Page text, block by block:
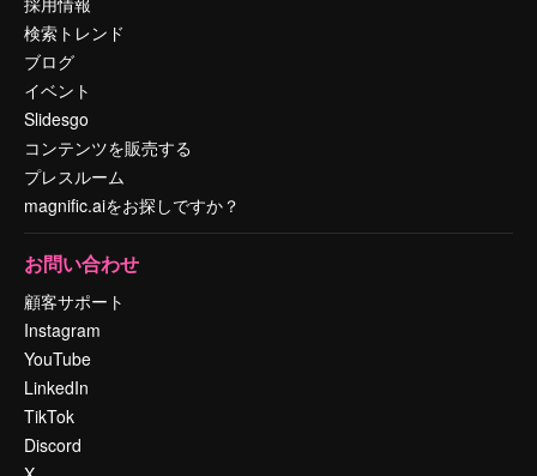
検索トレンド
ブログ
イベント
Slidesgo
コンテンツを販売する
プレスルーム
magnific.aiをお探しですか？
お問い合わせ
顧客サポート
Instagram
YouTube
LinkedIn
TikTok
Discord